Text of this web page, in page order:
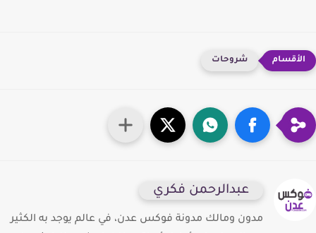
شروحات
عبدالرحمن فكري
مدون ومالك مدونة فوكس عدن، في عالم يوجد به الكثير